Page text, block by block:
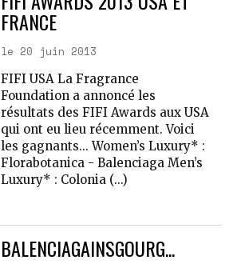
FRANCE
le 20 juin 2013
FIFI USA La Fragrance
Foundation a annoncé les
résultats des FIFI Awards aux USA
qui ont eu lieu récemment. Voici
les gagnants... Women’s Luxury* :
Florabotanica - Balenciaga Men’s
Luxury* : Colonia (...)
BALENCIAGAINSGOURG...